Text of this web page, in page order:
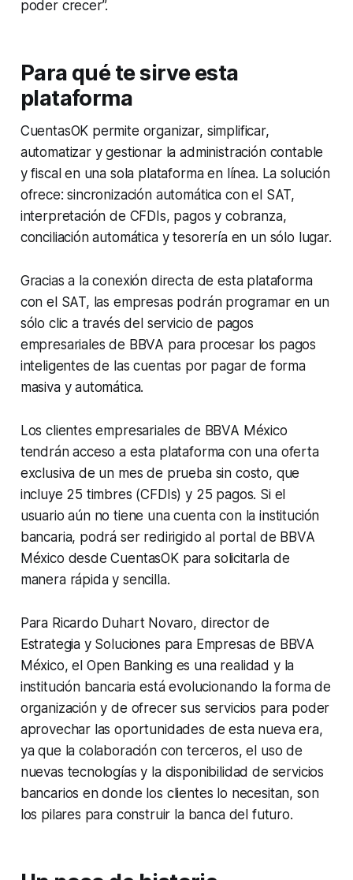
poder crecer”.
Para qué te sirve esta
plataforma
CuentasOK permite organizar, simplificar,
automatizar y gestionar la administración contable
y fiscal en una sola plataforma en línea. La solución
ofrece: sincronización automática con el SAT,
interpretación de CFDIs, pagos y cobranza,
conciliación automática y tesorería en un sólo lugar.
Gracias a la conexión directa de esta plataforma
con el SAT, las empresas podrán programar en un
sólo clic a través del servicio de pagos
empresariales de BBVA para procesar los pagos
inteligentes de las cuentas por pagar de forma
masiva y automática.
Los clientes empresariales de BBVA México
tendrán acceso a esta plataforma con una oferta
exclusiva de un mes de prueba sin costo, que
incluye 25 timbres (CFDIs) y 25 pagos. Si el
usuario aún no tiene una cuenta con la institución
bancaria, podrá ser redirigido al portal de BBVA
México desde CuentasOK para solicitarla de
manera rápida y sencilla.
Para Ricardo Duhart Novaro, director de
Estrategia y Soluciones para Empresas de BBVA
México, el Open Banking es una realidad y la
institución bancaria está evolucionando la forma de
organización y de ofrecer sus servicios para poder
aprovechar las oportunidades de esta nueva era,
ya que la colaboración con terceros, el uso de
nuevas tecnologías y la disponibilidad de servicios
bancarios en donde los clientes lo necesitan, son
los pilares para construir la banca del futuro.